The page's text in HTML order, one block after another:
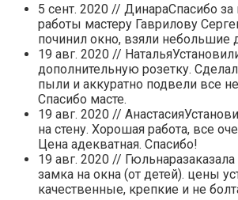
5 сент. 2020 // ДинараСпасибо
работы мастеру Гаврилову
починил окно, взяли небольшие
19 авг. 2020 //
дополнительную розетку.
пыли и аккуратно подвели все
Спасибо масте.
19 авг. 2020 //
на стену. Хорошая работа, все
Цена адекватная. Спасибо!
19 авг. 2020 // Гюльнаразаказала
замка на окна (от детей). цены
качественные, крепкие и не